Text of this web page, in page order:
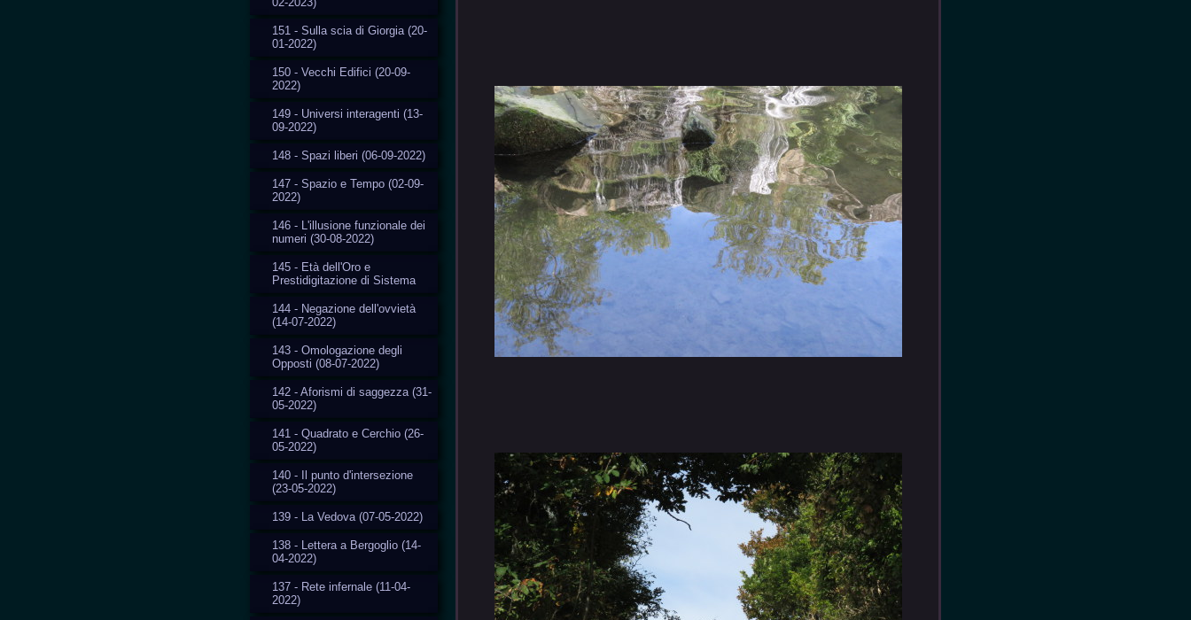
151 - Sulla scia di Giorgia (20-
01-2022)
150 - Vecchi Edifici (20-09-
2022)
149 - Universi interagenti (13-
09-2022)
148 - Spazi liberi (06-09-2022)
147 - Spazio e Tempo (02-09-
2022)
146 - L'illusione funzionale dei
numeri (30-08-2022)
145 - Età dell'Oro e
Prestidigitazione di Sistema
144 - Negazione dell'ovvietà
(14-07-2022)
143 - Omologazione degli
Opposti (08-07-2022)
142 - Aforismi di saggezza (31-
05-2022)
141 - Quadrato e Cerchio (26-
05-2022)
140 - Il punto d'intersezione
(23-05-2022)
139 - La Vedova (07-05-2022)
138 - Lettera a Bergoglio (14-
04-2022)
137 - Rete infernale (11-04-
2022)